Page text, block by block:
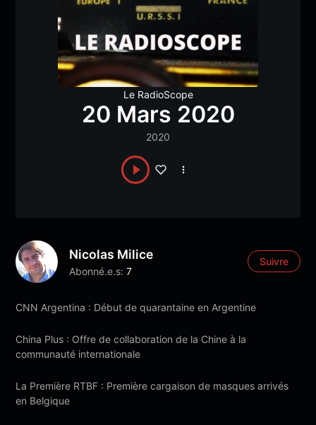
Le RadioScope
20 Mars 2020
2020
Nicolas Milice
Abonné.e.s: 7
Suivre
CNN Argentina : Début de quarantaine en Argentine
China Plus : Offre de collaboration de la Chine à la
communauté internationale
La Première RTBF : Première cargaison de masques arrivés
en Belgique